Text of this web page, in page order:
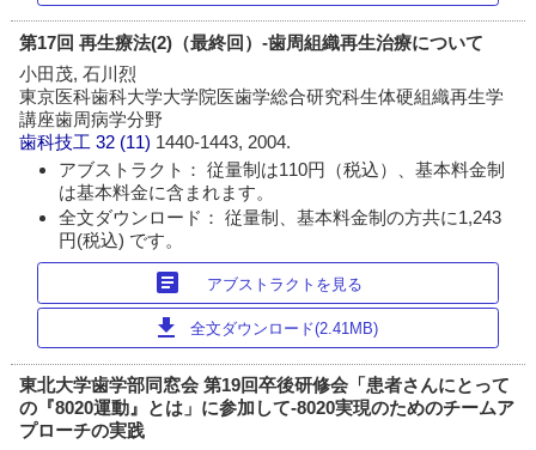
第17回 再生療法(2)（最終回）‐歯周組織再生治療について
小田茂, 石川烈
東京医科歯科大学大学院医歯学総合研究科生体硬組織再生学
講座歯周病学分野
歯科技工 32 (11) 1440-1443, 2004.
アブストラクト： 従量制は110円（税込）、基本料金制
は基本料金に含まれます。
全文ダウンロード： 従量制、基本料金制の方共に1,243
円(税込) です。
article アブストラクトを見る
download 全文ダウンロード(2.41MB)
東北大学歯学部同窓会 第19回卒後研修会「患者さんにとって
の『8020運動』とは」に参加して‐8020実現のためのチームア
プローチの実践